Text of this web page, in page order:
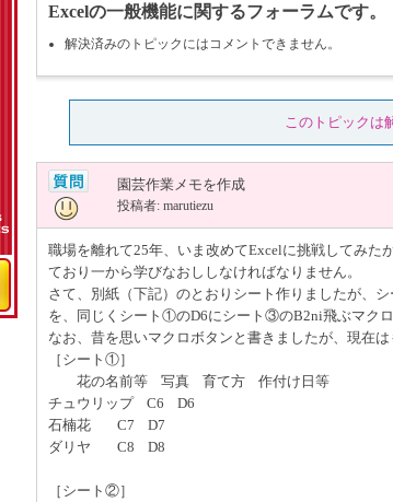
Excelの一般機能に関するフォーラムです。
解決済みのトピックにはコメントできません。
このトピックは
園芸作業メモを作成
投稿者: marutiezu
職場を離れて25年、いま改めてExcelに挑戦してみた
ており一から学びなおししなければなりません。
さて、別紙（下記）のとおりシート作りましたが、
を、同じくシート①のD6にシート③のB2ni飛ぶマクロ
なお、昔を思いマクロボタンと書きましたが、現在
［シート①］
花の名前等 写真 育て方 作付け日等
チュウリップ C6 D6
石楠花 C7 D7
ダリヤ C8 D8
［シート②］